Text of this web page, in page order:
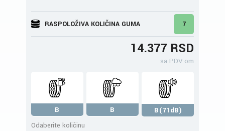
RASPOLOŽIVA KOLIČINA GUMA 7
14.377 RSD
sa PDV-om
B B
B(71dB)
Odaberite količinu